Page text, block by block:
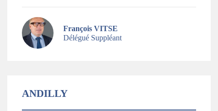
François VITSE
Délégué Suppléant
ANDILLY